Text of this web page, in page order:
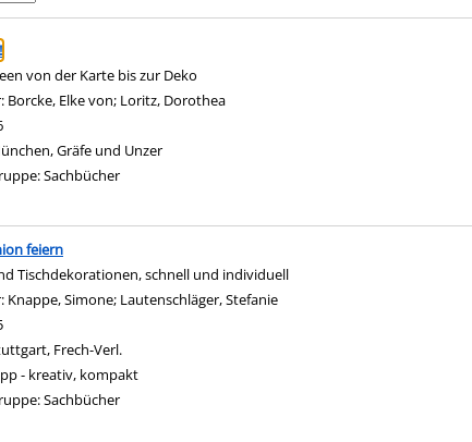
von der Karte bis zur Deko
Borcke, Elke von; Loritz, Dorothea
Gräfe und Unzer
Sachbücher
feiern
Tischdekorationen, schnell und individuell
Knappe, Simone; Lautenschläger, Stefanie
Frech-Verl.
- kreativ, kompakt
Sachbücher